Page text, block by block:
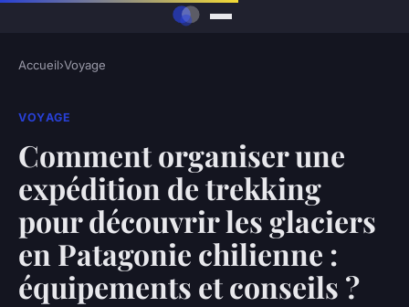
Accueil›Voyage
VOYAGE
Comment organiser une
expédition de trekking
pour découvrir les glaciers
en Patagonie chilienne :
équipements et conseils ?